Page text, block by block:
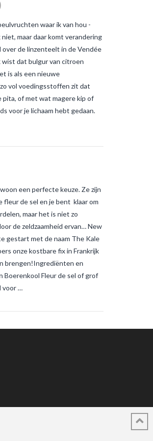
muggenbeten en
tijgermuggenbeten? Welke
tijgermuggen uit te roeien?
in-frankrijk wonen-vendee
waar ik van hou -
maar daar komt verandering
de linzenteelt in de Vendée
dat bulgur van citroen
is als een nieuwe
vol voedingsstoffen zit dat
pita, of met wat magere kip of
voor je lichaam hebt gedaan.
een perfecte keuze. Ze zijn
fleur de sel en je bent klaar om
maar het is niet zo
de zeldzaamheid ervan… New
gestart met de naam The Kale
onze kostbare fix in Frankrijk
brengen!Ingrediënten en
Boerenkool Fleur de sel of grof
voor …